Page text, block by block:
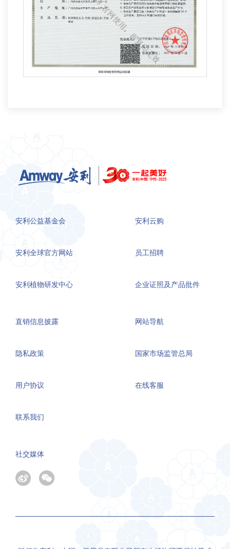
安利公益基金会
安利全球官方网站
安利植物研发中心
安利云购
员工招聘
企业证照及产品批件
直销信息披露
隐私政策
用户协议
联系我们
网站导航
国家市场监管总局
在线客服
社交媒体